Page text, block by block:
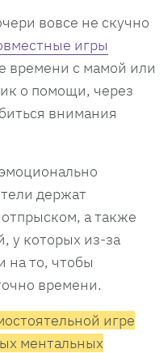
вовсе не скучно
игры
времени с мамой или
о помощи, через
внимания
держат
а также
у которых из-за
на то, чтобы
времени.
игре
ментальных